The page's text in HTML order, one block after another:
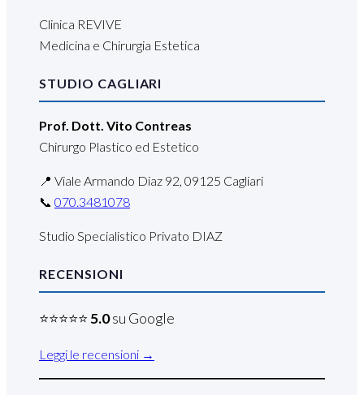
Clinica REVIVE
Medicina e Chirurgia Estetica
STUDIO CAGLIARI
Prof. Dott. Vito Contreas
Chirurgo Plastico ed Estetico
📍 Viale Armando Diaz 92, 09125 Cagliari
📞 070.3481078
Studio Specialistico Privato DIAZ
RECENSIONI
⭐⭐⭐⭐⭐ 5.0su Google
Leggi le recensioni →